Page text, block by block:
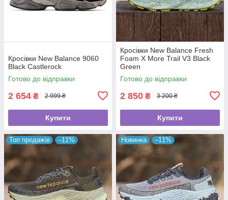
Кросівки New Balance 9060
Black Castlerock
Готово до відправки
2 654 ₴ 2 999 ₴
Купити
Кросівки New Balance Fresh
Foam X More Trail V3 Black
Green
Готово до відправки
2 850 ₴ 3 200 ₴
Купити
Топ продажів –11% Новинка –11%